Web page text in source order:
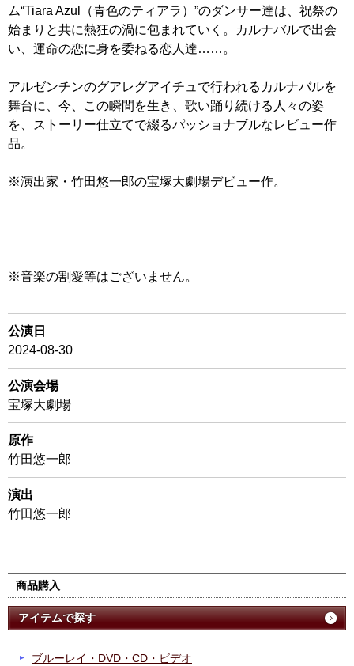
ム“Tiara Azul（青色のティアラ）”のダンサー達は、祝祭の
始まりと共に熱狂の渦に包まれていく。カルナバルで出会
い、運命の恋に身を委ねる恋人達……。
アルゼンチンのグアレグアイチュで行われるカルナバルを
舞台に、今、この瞬間を生き、歌い踊り続ける人々の姿
を、ストーリー仕立てで綴るパッショナブルなレビュー作
品。
※演出家・竹田悠一郎の宝塚大劇場デビュー作。
※音楽の割愛等はございません。
公演日
2024-08-30
公演会場
宝塚大劇場
原作
竹田悠一郎
演出
竹田悠一郎
商品購入
アイテムで探す
ブルーレイ・DVD・CD・ビデオ